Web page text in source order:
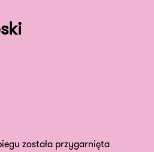
została przygarnięta